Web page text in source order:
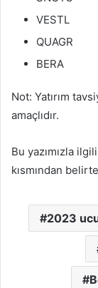
VESTL
QUAGR
BERA
Not: Yatırım
amaçlıdır.
Bu yazımızla
kısmından
2023